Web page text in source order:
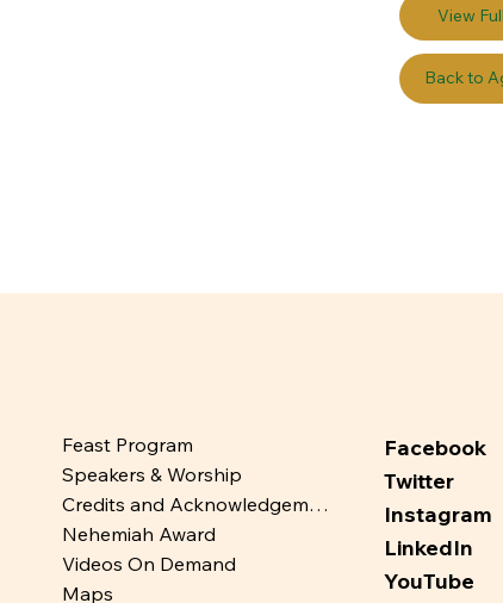
View
Back to
Feast Program
Speakers & Worship
Credits and Acknowledgements
Nehemiah Award
Videos On Demand
Maps
Facebook
Twitter
Instagram
LinkedIn
YouTube